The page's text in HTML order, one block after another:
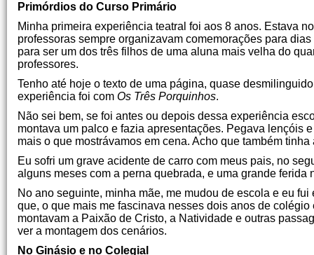
Primórdios do Curso Primário
Minha primeira experiência teatral foi aos 8 anos. Estava
professoras sempre organizavam comemorações para
para ser um dos três filhos de uma aluna mais velha do
professores.
Tenho até hoje o texto de uma página, quase
experiência foi com Os Três Porquinhos.
Não sei bem, se foi antes ou depois dessa experiência
montava um palco e fazia apresentações. Pegava lençóis
mais o que mostrávamos em cena. Acho que também
Eu sofri um grave acidente de carro com meus pais, no
alguns meses com a perna quebrada, e uma grande ferida
No ano seguinte, minha mãe, me mudou de escola e eu
que, o que mais me fascinava nesses dois anos de
montavam a Paixão de Cristo, a Natividade e outras
ver a montagem dos cenários.
No Ginásio e no Colegial